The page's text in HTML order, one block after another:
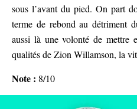
sous l’avant du pied. On part
terme de rebond au détriment
aussi là une volonté de mettre
qualités de Zion Willamson, la
Note : 8/10